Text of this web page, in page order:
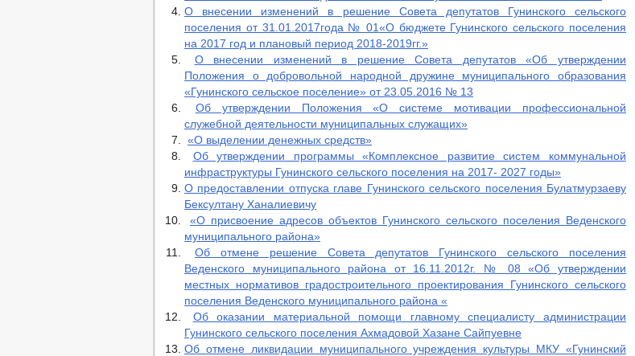
О внесении изменений в решение Совета депутатов Гунинского сельского
поселения от 31.01.2017года № 01«О бюджете Гунинского сельского поселения
на 2017 год и плановый период 2018-2019гг.»
О внесении изменений в решение Совета депутатов «Об утверждении
Положения о добровольной народной дружине муниципального образования
«Гунинского сельское поселение» от 23.05.2016 № 13
Об утверждении Положения «О системе мотивации профессиональной
служебной деятельности муниципальных служащих»
«О выделении денежных средств»
Об утверждении программы «Комплексное развитие систем коммунальной
инфраструктуры Гунинского сельского поселения на 2017- 2027 годы»
О предоставлении отпуска главе Гунинского сельского поселения Булатмурзаеву
Бексултану Ханалиевичу
«О присвоение адресов объектов Гунинского сельского поселения Веденского
муниципального района»
Об отмене решение Совета депутатов Гунинского сельского поселения
Веденского муниципального района от 16.11.2012г. № 08 «Об утверждении
местных нормативов градостроительного проектирования Гунинского сельского
поселения Веденского муниципального района «
Об оказании материальной помощи главному специалисту администрации
Гунинского сельского поселения Ахмадовой Хазане Сайпуевне
Об отмене ликвидации муниципального учреждения культуры МКУ «Гунинский